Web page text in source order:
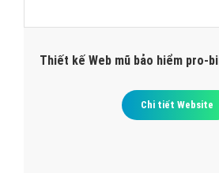
Thiết kế Web mũ bảo hiểm pro-
Chi tiết Website